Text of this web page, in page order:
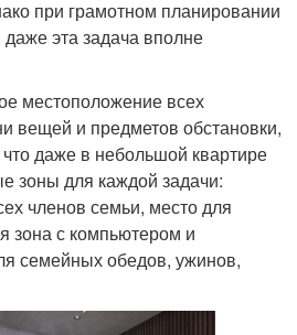
при грамотном планировании
эта задача вполне
местоположение всех
вещей и предметов обстановки,
даже в небольшой квартире
зоны для каждой задачи:
членов семьи, место для
зона с компьютером и
семейных обедов, ужинов,